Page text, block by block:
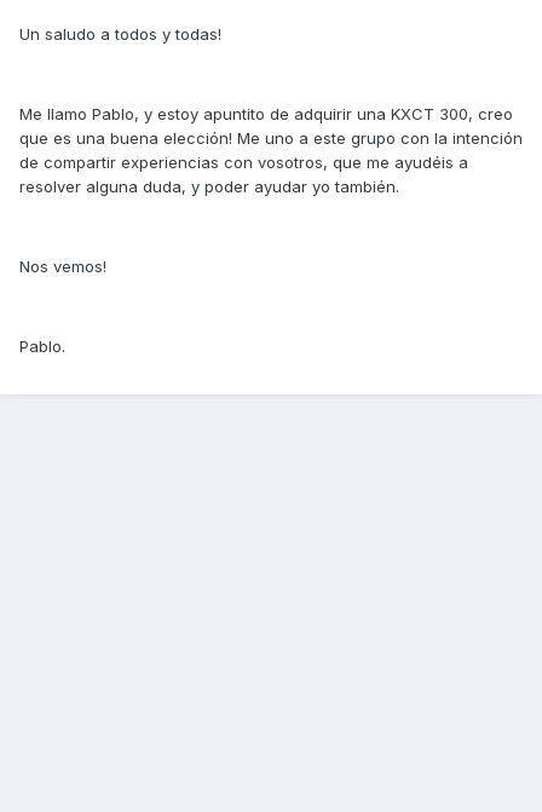
Un saludo a todos y todas!
Me llamo Pablo, y estoy apuntito de adquirir una KXCT 300, creo
que es una buena elección! Me uno a este grupo con la intención
de compartir experiencias con vosotros, que me ayudéis a
resolver alguna duda, y poder ayudar yo también.
Nos vemos!
Pablo.